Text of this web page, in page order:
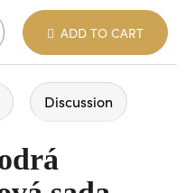
ADD TO CART
Discussion